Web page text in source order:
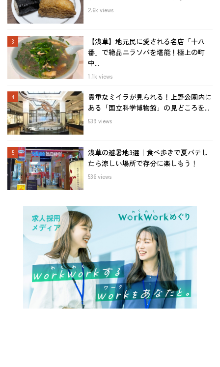
2.6k views
【浅草】地元民に愛される名店「十八
番」で絶品ニラソバを堪能！極上の町
中...
1.1k views
貴重なミイラが見られる！上野公園内に
ある「国立科学博物館」の見どころを...
539 views
浅草の避暑地3選｜食べ歩きで夏バテし
たら涼しい場所で存分に楽しもう！
536 views